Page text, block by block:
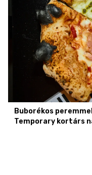
Buborékos
Temporary kortárs